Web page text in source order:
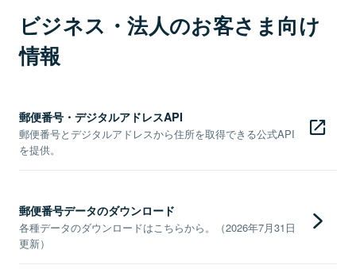
ビジネス・法人のお客さま向け
情報
郵便番号・デジタルアドレスAPI
郵便番号とデジタルアドレスから住所を取得できる公式API
を提供。
郵便番号データのダウンロード
各種データのダウンロードはこちらから。（2026年7月31日
更新）